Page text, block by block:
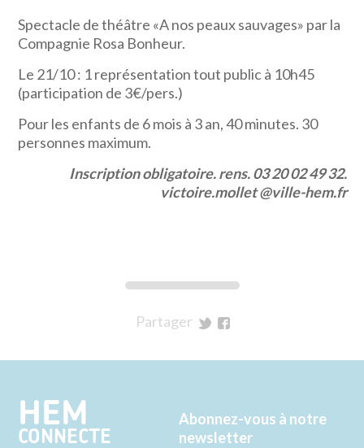
Spectacle de théâtre «A nos peaux sauvages» par la
Compagnie Rosa Bonheur.
Le 21/10 : 1 représentation tout public à 10h45
(participation de 3€/pers.)
Pour les enfants de 6 mois à 3 an, 40 minutes. 30
personnes maximum.
Inscription obligatoire. rens. 03 20 02 49 32.
victoire.mollet @ville-hem.fr
Partager
Twitter
Facebook
HEM
CONNECTE
Abonnez-vous à notre
newsletter